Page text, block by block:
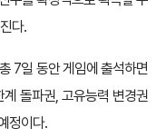
다.
7일 동안 게임에 출석하면
돌파권, 고유능력 변경권
정이다.